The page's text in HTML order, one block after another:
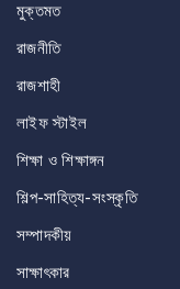
মুক্তমত
রাজনীতি
রাজশাহী
লাইফ স্টাইল
শিক্ষা ও শিক্ষাঙ্গন
শিল্প-সাহিত্য-সংস্কৃতি
সম্পাদকীয়
সাক্ষাৎকার